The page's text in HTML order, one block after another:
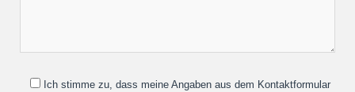
Ich stimme zu, dass meine Angaben aus dem Kontaktformular